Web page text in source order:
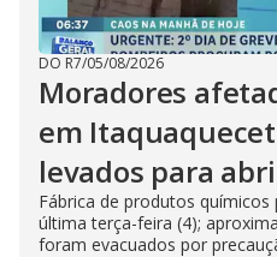
DO R7/05/08/2026
Moradores
em
levados para
Fábrica de produtos
última terça-feira (4);
foram evacuados por